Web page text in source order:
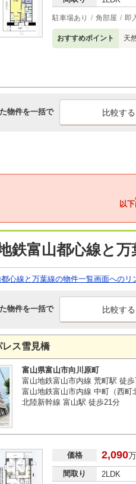
駐車場あり 角部屋 即
おすすめポイント 天
物件を一括で
以
鉄富山都心線と
心線と万葉線の物件一覧画面へのリ
物件を一括で
レス雪見橋
富山県富山市向川原町
富山地鉄富山市内線 荒町駅 徒歩
富山地鉄富山市内線 中町（西町
北陸新幹線 富山駅 徒歩21分
価格 2,090
間取り 2LDK